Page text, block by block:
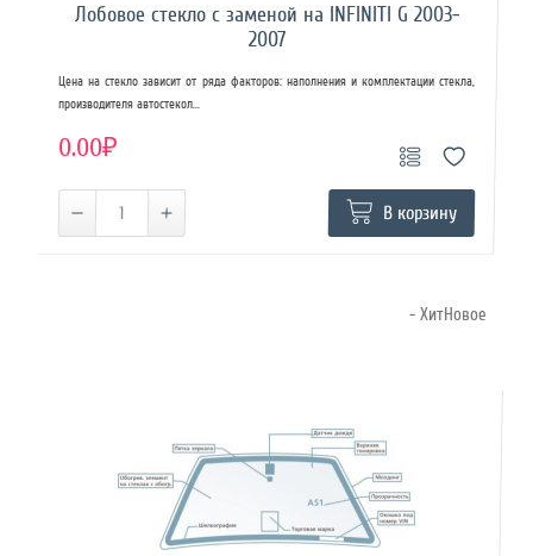
Лобовое стекло с заменой на INFINITI G 2003-
2007
Цена на стекло зависит от ряда факторов: наполнения и комплектации стекла,
производителя автостекол...
0.00₽
В корзину
- ХитНовое